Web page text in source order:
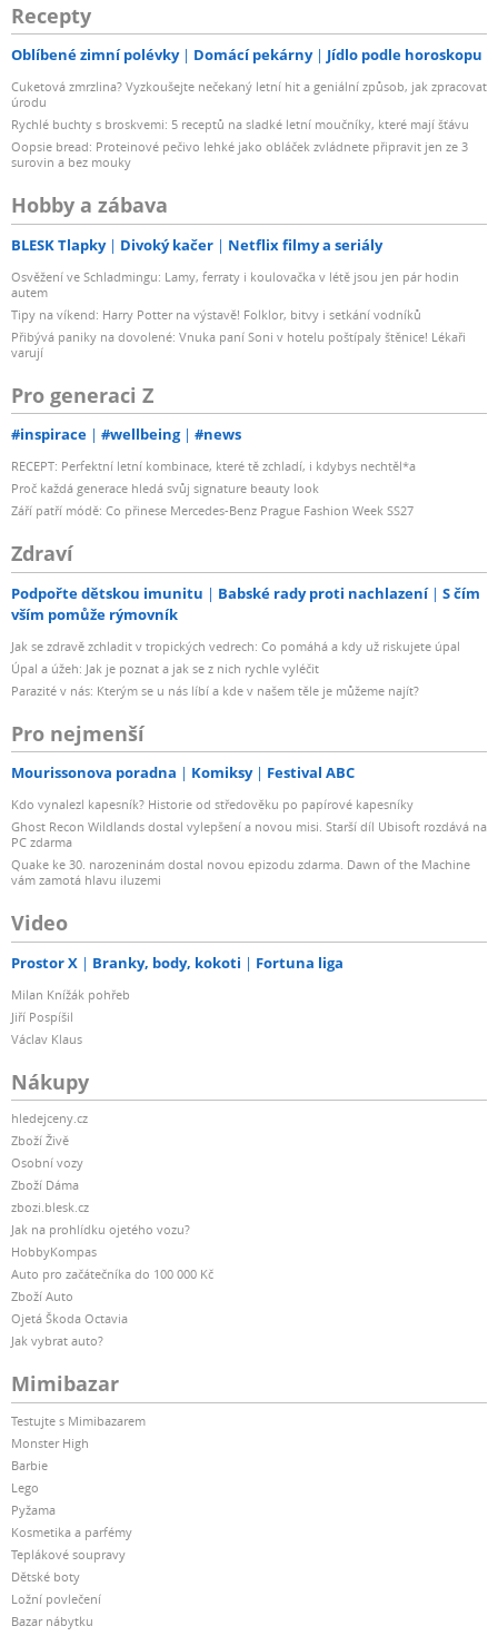
Recepty
Oblíbené zimní polévky Domácí pekárny Jídlo podle horoskopu
Cuketová zmrzlina? Vyzkoušejte nečekaný letní hit a geniální způsob, jak zpracovat
úrodu
Rychlé buchty s broskvemi: 5 receptů na sladké letní moučníky, které mají šťávu
Oopsie bread: Proteinové pečivo lehké jako obláček zvládnete připravit jen ze 3
surovin a bez mouky
Hobby a zábava
BLESK Tlapky Divoký kačer Netflix filmy a seriály
Osvěžení ve Schladmingu: Lamy, ferraty i koulovačka v létě jsou jen pár hodin
autem
Tipy na víkend: Harry Potter na výstavě! Folklor, bitvy i setkání vodníků
Přibývá paniky na dovolené: Vnuka paní Soni v hotelu poštípaly štěnice! Lékaři
varují
Pro generaci Z
#inspirace #wellbeing #news
RECEPT: Perfektní letní kombinace, které tě zchladí, i kdybys nechtěl*a
Proč každá generace hledá svůj signature beauty look
Září patří módě: Co přinese Mercedes-Benz Prague Fashion Week SS27
Zdraví
Podpořte dětskou imunitu Babské rady proti nachlazení
S čím
vším pomůže rýmovník
Jak se zdravě zchladit v tropických vedrech: Co pomáhá a kdy už riskujete úpal
Úpal a úžeh: Jak je poznat a jak se z nich rychle vyléčit
Parazité v nás: Kterým se u nás líbí a kde v našem těle je můžeme najít?
Pro nejmenší
Mourissonova poradna Komiksy Festival ABC
Kdo vynalezl kapesník? Historie od středověku po papírové kapesníky
Ghost Recon Wildlands dostal vylepšení a novou misi. Starší díl Ubisoft rozdává na
PC zdarma
Quake ke 30. narozeninám dostal novou epizodu zdarma. Dawn of the Machine
vám zamotá hlavu iluzemi
Video
Prostor X Branky, body, kokoti Fortuna liga
Milan Knížák pohřeb
Jiří Pospíšil
Václav Klaus
Nákupy
hledejceny.cz
Zboží Živě
Osobní vozy
Zboží Dáma
zbozi.blesk.cz
Jak na prohlídku ojetého vozu?
HobbyKompas
Auto pro začátečníka do 100 000 Kč
Zboží Auto
Ojetá Škoda Octavia
Jak vybrat auto?
Mimibazar
Testujte s Mimibazarem
Monster High
Barbie
Lego
Pyžama
Kosmetika a parfémy
Teplákové soupravy
Dětské boty
Ložní povlečení
Bazar nábytku